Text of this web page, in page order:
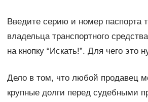
Введите серию и номер паспорта
владельца транспортного
на кнопку “Искать!”. Для чего это
Дело в том, что любой продавец
крупные долги перед судебными